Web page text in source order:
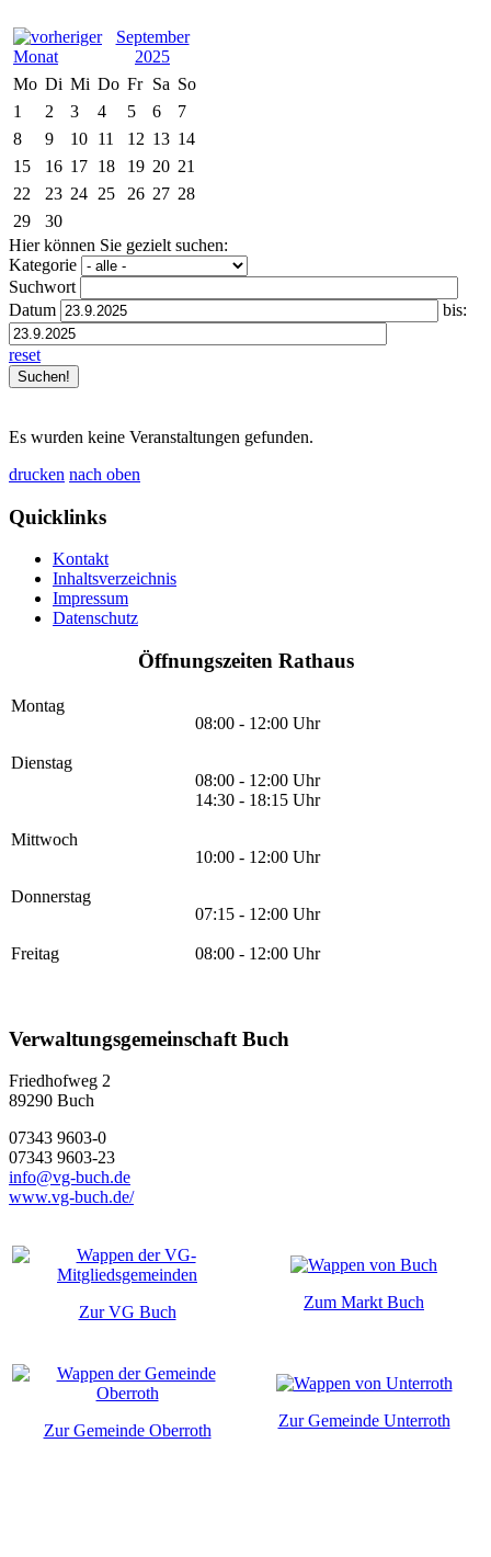
September
2025
Mo Di Mi Do Fr Sa So
1
2 3 4 5 6
7
8
9 10 11 12 13 14
15
16 17 18 19 20 21
22
23 24 25 26 27 28
29
30
Hier können Sie gezielt suchen:
Kategorie
Suchwort
Datum
bis:
reset
Es wurden keine Veranstaltungen gefunden.
drucken nach oben
Quicklinks
Kontakt
Inhaltsverzeichnis
Impressum
Datenschutz
Öffnungszeiten Rathaus
Montag
08:00 - 12:00 Uhr
Dienstag
08:00 - 12:00 Uhr
14:30 - 18:15 Uhr
Mittwoch
10:00 - 12:00 Uhr
Donnerstag
07:15 - 12:00 Uhr
Freitag 08:00 - 12:00 Uhr
Verwaltungsgemeinschaft Buch
Friedhofweg 2
89290 Buch
07343 9603-0
07343 9603-23
info@vg-buch.de
www.vg-buch.de/
Zur VG Buch
Zum Markt Buch
Zur Gemeinde Oberroth
Zur Gemeinde Unterroth